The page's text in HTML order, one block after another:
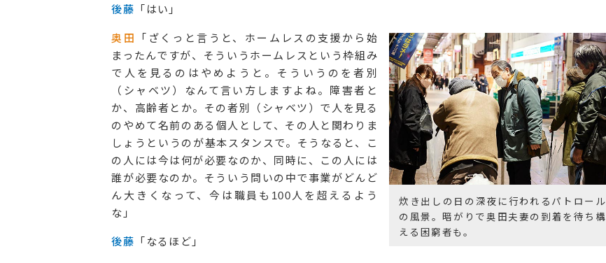
後藤 「はい」
炊き出しの日の深夜に行われるパトロール
の風景。暗がりで奥田夫妻の到着を待ち構
える困窮者も。
奥田
「ざくっと言うと、ホームレスの支援から始
まったんですが、そういうホームレスという枠組み
で人を見るのはやめようと。そういうのを者別
（シャベツ）なんて言い方しますよね。障害者と
か、高齢者とか。その者別（シャベツ）で人を見る
のやめて名前のある個人として、その人と関わりま
しょうというのが基本スタンスで。そうなると、こ
の人には今は何が必要なのか、同時に、この人には
誰が必要なのか。そういう問いの中で事業がどんど
ん大きくなって、今は職員も100人を超えるよう
な」
後藤 「なるほど」